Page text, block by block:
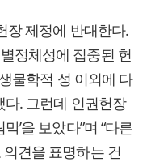
장 제정에 반대한다.
정체성에 집중된 헌
물학적 성 이외에 다
다. 그런데 인권헌장
’을 보았다”며 “다른
견을 표명하는 건